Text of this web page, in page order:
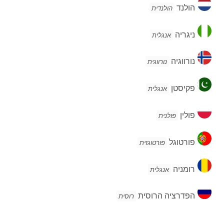
הולנד הולנדית
ניגריה
ניגריה אנגלית
נורווגיה
נורווגיה נורווגית
פקיסטן
פקיסטן אנגלית
פולין
פולין פולנית
פורטוגל
פורטוגל פורטוגזית
רומניה
רומניה אנגלית
הפדרציה
הרוסית
הפדרציה הרוסית רוסית